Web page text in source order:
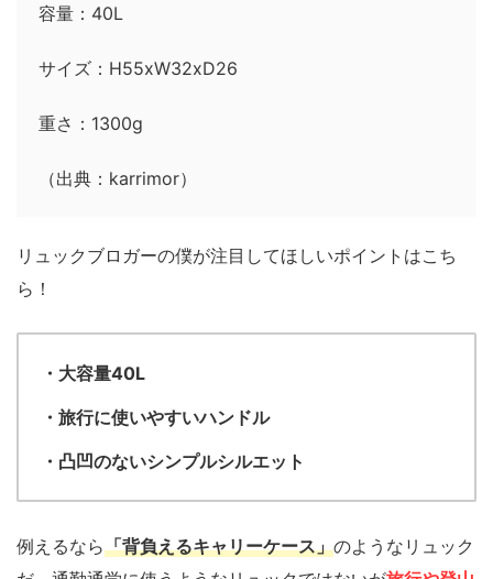
容量：40L
サイズ：H55xW32xD26
重さ：1300g
（出典：karrimor）
リュックブロガーの僕が注目してほしいポイントはこち
ら！
・大容量40L
・旅行に使いやすいハンドル
・凸凹のないシンプルシルエット
例えるなら「背負えるキャリーケース」のようなリュック